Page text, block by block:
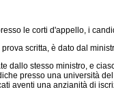
le corti d'appello, i
scritta, è dato dal
stesso ministro, e
presso una università
aventi una anzianità di